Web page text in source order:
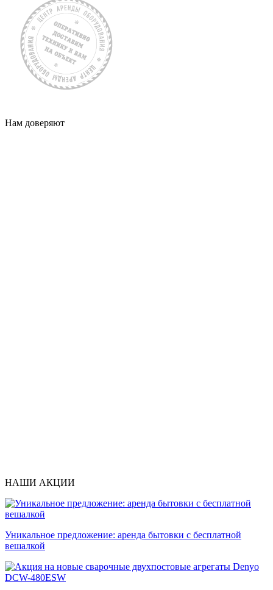
Нам доверяют
НАШИ АКЦИИ
Уникальное предложение: аренда бытовки с бесплатной
вешалкой